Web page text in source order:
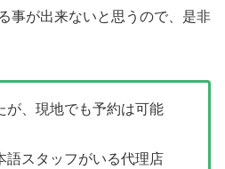
事が出来ないと思うので、是非
が、現地でも予約は可能
語スタッフがいる代理店